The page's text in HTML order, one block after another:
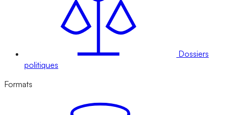
Dossiers
politiques
Formats